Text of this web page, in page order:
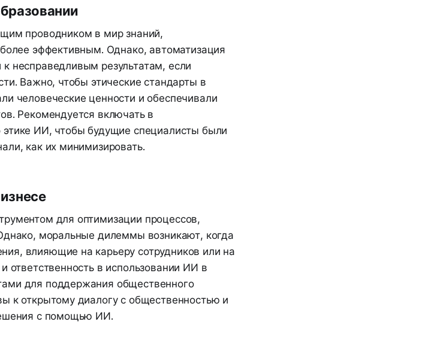
проводником в мир знаний,
эффективным. Однако, автоматизация
несправедливым результатам, если
Важно, чтобы этические стандарты в
человеческие ценности и обеспечивали
Рекомендуется включать в
ИИ, чтобы будущие специалисты были
как их минимизировать.
для оптимизации процессов,
моральные дилеммы возникают, когда
влияющие на карьеру сотрудников или на
ответственность в использовании ИИ в
для поддержания общественного
к открытому диалогу с общественностью и
с помощью ИИ.